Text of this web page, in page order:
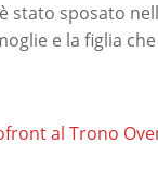
stato sposato
e la figlia
al Trono